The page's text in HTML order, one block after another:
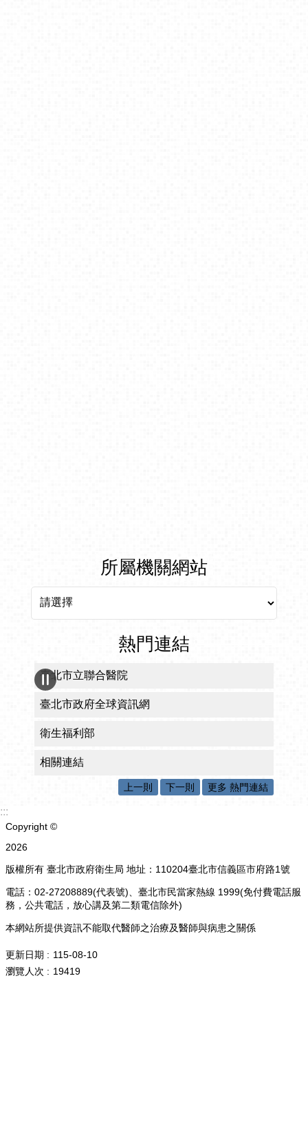
所屬機關網站
熱門連結
臺北市立聯合醫院
臺北市政府全球資訊網
衛生福利部
相關連結
上一則 下一則 更多 熱門連結
:::
Copyright ©
2026
版權所有 臺北市政府衛生局 地址：110204臺北市信義區市府路1號
電話：02-27208889(代表號)、臺北市民當家熱線 1999(免付費電話服
務，公共電話，放心講及第二類電信除外)
本網站所提供資訊不能取代醫師之治療及醫師與病患之關係
更新日期
115-08-10
瀏覽人次
19419